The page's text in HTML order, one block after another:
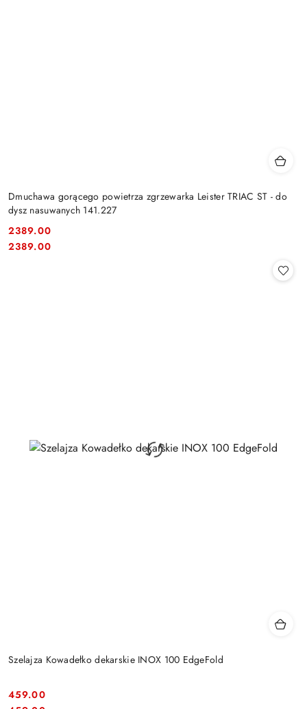
Dmuchawa gorącego powietrza zgrzewarka Leister TRIAC ST - do
dysz nasuwanych 141.227
Cena:
2389.00
Cena:
2389.00
Szelajza Kowadełko dekarskie INOX 100 EdgeFold
459.00